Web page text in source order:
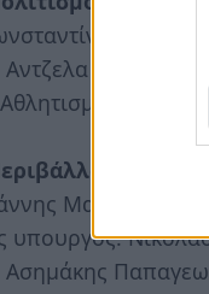
Γκερέκου
Γιάννης
Μανιάτης
υπουργός: